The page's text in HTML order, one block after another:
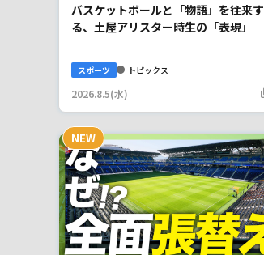
バスケットボールと「物語」を往来す
る、土屋アリスター時生の「表現」
スポーツ トピックス
2026.8.5(水)